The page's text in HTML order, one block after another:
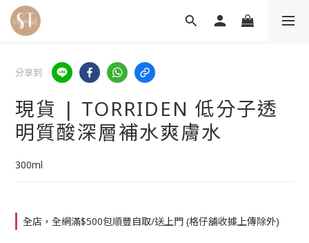
分享到
現貨 | TORRIDEN 低分子透
明質酸深層補水爽膚水
300ml
全店，全網滿$500包順豐自取/送上門 (格仔舖收據上傳除外)